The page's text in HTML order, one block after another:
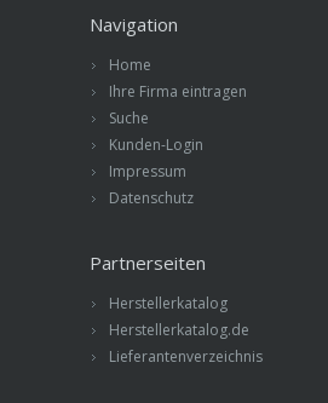
Navigation
Home
Ihre Firma eintragen
Suche
Kunden-Login
Impressum
Datenschutz
Partnerseiten
Herstellerkatalog
Herstellerkatalog.de
Lieferantenverzeichnis